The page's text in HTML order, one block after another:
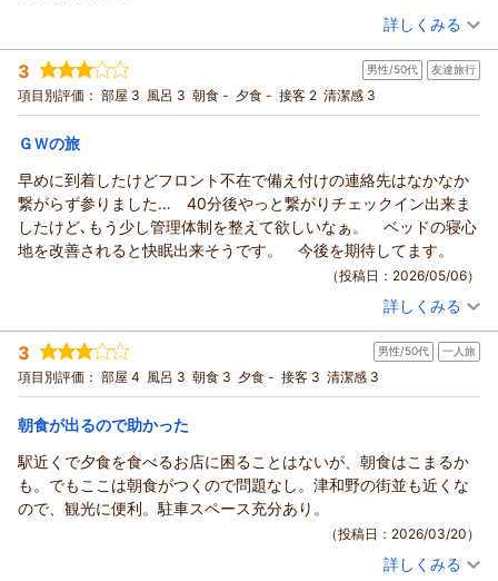
（投稿日：2026/06/08）
宿泊時期： 2026年06月宿泊 (夫婦旅行)
投稿者： あっちゃんさん
宿泊プラン： 津和野の観光に便利！朝食プラン ツイン
宿泊価格帯： 4,001～5,000円(大人一人あたり/税込)
この度は駅前ビジネスホテルつわののご利用まことにありがと
うございました。
また季節を変えられていらっしゃってください。津和野は四季
折々、景色、料理が楽しめれます。心よりお待ちしておりま
（返信日：2026/06/27）
詳しくみる
3 男性/50代 友達旅行
項目別評価： 部屋 3 風呂 3 朝食 - 夕食 - 接客 2 清潔感 3
ＧＷの旅
早めに到着したけどフロント不在で備え付けの連絡先はなかなか
繋がらず参りました… 40分後やっと繋がりチェックイン出来ま
したけど､もう少し管理体制を整えて欲しいなぁ。 ベッドの寝心
地を改善されると快眠出来そうです。 今後を期待してます。
（投稿日：2026/05/06）
投稿者： ゾウのアクビさん(男性/50代)
宿泊プラン： 【運★活】素泊まりプラン 食事なし
宿泊価格帯： 4,001～5,000円(大人一人あたり/税込)
駅前ビジネスホテルつわのからの返信
この度は駅前ビジネスホテルつわののご利用まことにありがと
うございました。
迷惑をおかけして申し訳ございませんでした。改善するよう努
力いたします。
詳しくみる
3 男性/50代 一人旅
項目別評価： 部屋 4 風呂 3 朝食 3 夕食 - 接客 3 清潔感 3
朝食が出るので助かった
駅近くで夕食を食べるお店に困ることはないが、朝食はこまるか
も。でもここは朝食がつくので問題なし。津和野の街並も近くな
ので、観光に便利。駐車スペース充分あり。
（投稿日：2026/03/20）
詳しくみる